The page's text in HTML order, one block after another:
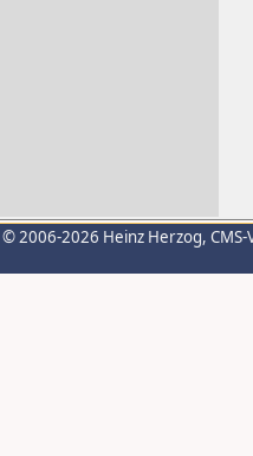
© 2006-2026 Heinz Herzog,